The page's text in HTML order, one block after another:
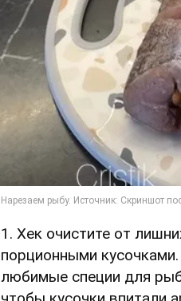
1. Хек очистите от
порционными
любимые специи для